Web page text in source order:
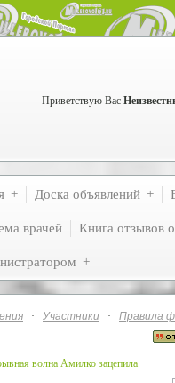
Приветствую Вас
Доска объявлений
врачей Книга отзывов
· Участники · Правила
волна Амилко зацепила